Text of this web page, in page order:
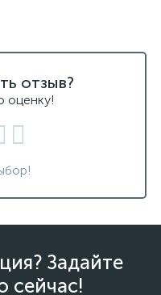
отзыв?
оценку!
Задайте
сейчас!